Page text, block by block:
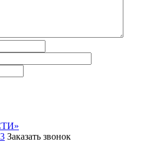
Заказать звонок